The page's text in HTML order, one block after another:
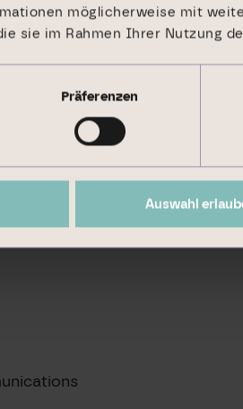
möglicherweise mit
sie im Rahmen Ihrer Nutzung
Präferenzen
Auswahl
aus dem Angebot unserer
und dem